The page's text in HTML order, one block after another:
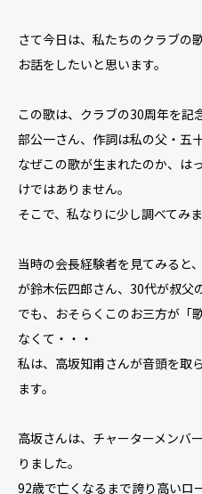
さて今日は、私たちのクラブの
お話をしたいと思います。
この歌は、クラブの30周年を記
部公一さん、作詞は私の父・五
なぜこの歌が生まれたのか、は
けではありません。
そこで、私なりに少し調べてみま
当時の会長経験者を見てみると
が鈴木伝四郎さん、30代が叔父
でも、おそらくこのお三方が「
なくて・・・
私は、高坂知甫さんが音頭を取
ます。
高坂さんは、チャーターメンバ
りました。
92歳で亡くなるまで誇り高いロ